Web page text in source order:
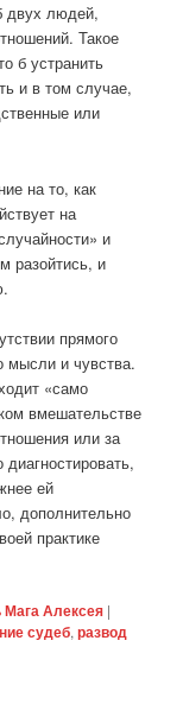
двух людей,
Такое
б устранить
и в том случае,
или
на то, как
на
и
разойтись, и
прямого
мысли и чувства.
«само
вмешательстве
или за
ей
дополнительно
практике
Алексея |
судеб,развод